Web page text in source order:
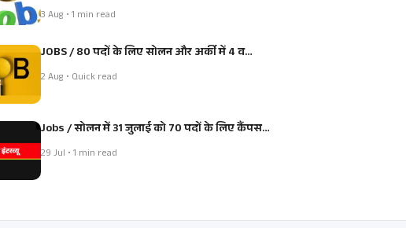
3 Aug • 1 min read
JOBS / 80 पदों के लिए सोलन और अर्की में 4 व…
2 Aug • Quick read
Jobs / सोलन में 31 जुलाई को 70 पदों के लिए कैंपस…
29 Jul • 1 min read